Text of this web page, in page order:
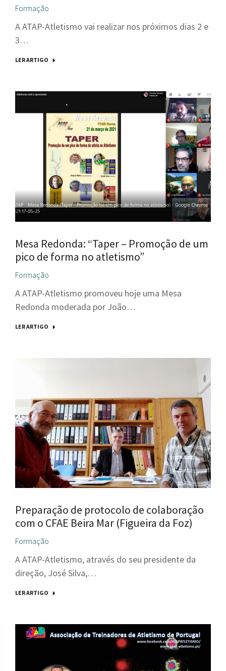
Formação
A ATAP-Atletismo vai realizar nos próximos dias 2 e
3…
LER ARTIGO
Mesa Redonda: “Taper – Promoção de um
pico de forma no atletismo”
Formação
A ATAP-Atletismo promoveu hoje uma Mesa
Redonda moderada por João…
LER ARTIGO
Preparação de protocolo de colaboração
com o CFAE Beira Mar (Figueira da Foz)
Formação
A ATAP-Atletismo, através do seu presidente da
direção, José Silva,…
LER ARTIGO